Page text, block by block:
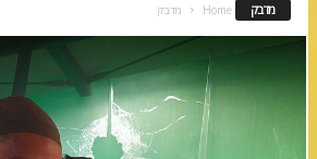
מדבק Home מדבק